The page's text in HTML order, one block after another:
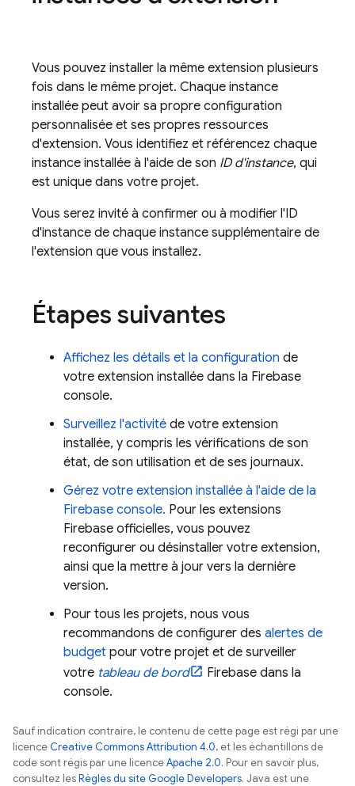
Vous pouvez installer la même extension plusieurs
fois dans le même projet. Chaque instance
installée peut avoir sa propre configuration
personnalisée et ses propres ressources
d'extension. Vous identifiez et référencez chaque
instance installée à l'aide de son ID d'instance, qui
est unique dans votre projet.
Vous serez invité à confirmer ou à modifier l'ID
d'instance de chaque instance supplémentaire de
l'extension que vous installez.
Étapes suivantes
Affichez les détails et la configuration de
votre extension installée dans la Firebase
console.
Surveillez l'activité de votre extension
installée, y compris les vérifications de son
état, de son utilisation et de ses journaux.
Gérez votre extension installée à l'aide de la
Firebase console. Pour les extensions
Firebase officielles, vous pouvez
reconfigurer ou désinstaller votre extension,
ainsi que la mettre à jour vers la dernière
version.
Pour tous les projets, nous vous
recommandons de configurer des alertes de
budget pour votre projet et de surveiller
votre tableau de bord Firebase dans la
console.
Sauf indication contraire, le contenu de cette page est régi par une
licenceCreative Commons Attribution 4.0, et les échantillons de
code sont régis par une licenceApache 2.0. Pour en savoir plus,
consultez lesRègles du site Google Developers. Java est une